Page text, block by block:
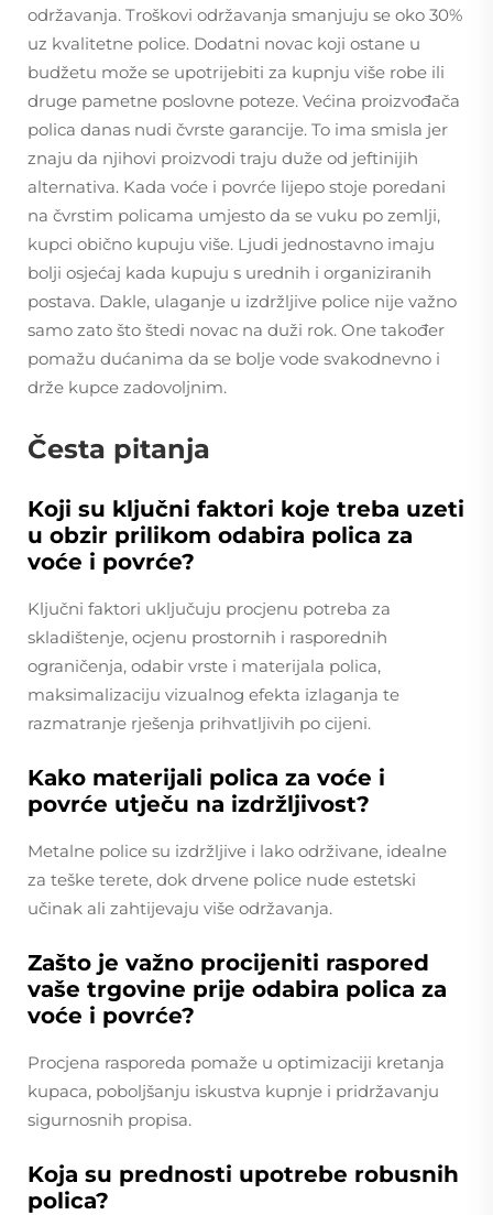
održavanja. Troškovi održavanja smanjuju se oko 30%
uz kvalitetne police. Dodatni novac koji ostane u
budžetu može se upotrijebiti za kupnju više robe ili
druge pametne poslovne poteze. Većina proizvođača
polica danas nudi čvrste garancije. To ima smisla jer
znaju da njihovi proizvodi traju duže od jeftinijih
alternativa. Kada voće i povrće lijepo stoje poredani
na čvrstim policama umjesto da se vuku po zemlji,
kupci obično kupuju više. Ljudi jednostavno imaju
bolji osjećaj kada kupuju s urednih i organiziranih
postava. Dakle, ulaganje u izdržljive police nije važno
samo zato što štedi novac na duži rok. One također
pomažu dućanima da se bolje vode svakodnevno i
drže kupce zadovoljnim.
Česta pitanja
Koji su ključni faktori koje treba uzeti
u obzir prilikom odabira polica za
voće i povrće?
Ključni faktori uključuju procjenu potreba za
skladištenje, ocjenu prostornih i rasporednih
ograničenja, odabir vrste i materijala polica,
maksimalizaciju vizualnog efekta izlaganja te
razmatranje rješenja prihvatljivih po cijeni.
Kako materijali polica za voće i
povrće utječu na izdržljivost?
Metalne police su izdržljive i lako održivane, idealne
za teške terete, dok drvene police nude estetski
učinak ali zahtijevaju više održavanja.
Zašto je važno procijeniti raspored
vaše trgovine prije odabira polica za
voće i povrće?
Procjena rasporeda pomaže u optimizaciji kretanja
kupaca, poboljšanju iskustva kupnje i pridržavanju
sigurnosnih propisa.
Koja su prednosti upotrebe robusnih
polica?